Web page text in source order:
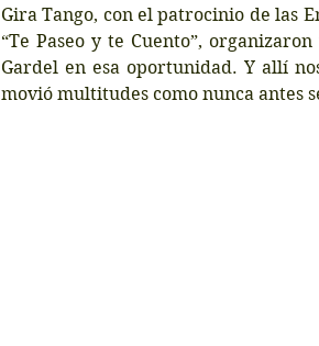
Gira Tango, con el patrocinio de las
“Te Paseo y te Cuento”,
Gardel en esa oportunidad. Y allí
movió multitudes como nunca antes